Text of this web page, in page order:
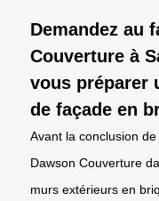
Demandez au
Couverture à
vous préparer
de façade en
Avant la conclusion
Dawson Couverture
murs extérieurs en